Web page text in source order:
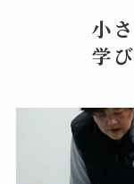
小
学